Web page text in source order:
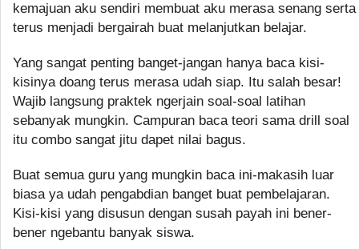
kemajuan aku sendiri membuat aku merasa senang serta
terus menjadi bergairah buat melanjutkan belajar.
Yang sangat penting banget-jangan hanya baca kisi-
kisinya doang terus merasa udah siap. Itu salah besar!
Wajib langsung praktek ngerjain soal-soal latihan
sebanyak mungkin. Campuran baca teori sama drill soal
itu combo sangat jitu dapet nilai bagus.
Buat semua guru yang mungkin baca ini-makasih luar
biasa ya udah pengabdian banget buat pembelajaran.
Kisi-kisi yang disusun dengan susah payah ini bener-
bener ngebantu banyak siswa.